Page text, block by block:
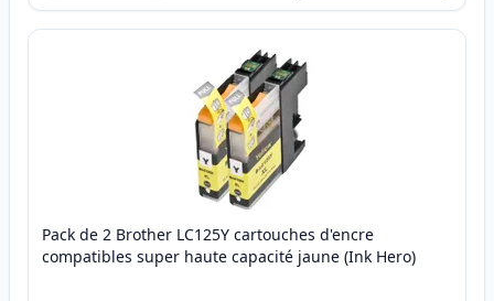
Pack de 2 Brother LC125Y cartouches d'encre
compatibles super haute capacité jaune (Ink Hero)